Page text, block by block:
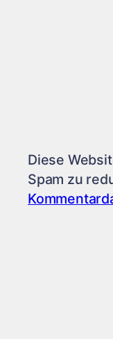
Diese
Spam zu